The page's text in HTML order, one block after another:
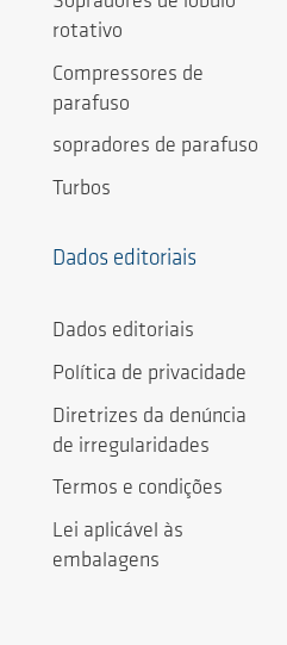
rotativo
Compressores de
parafuso
sopradores de parafuso
Turbos
Dados editoriais
Dados editoriais
Política de privacidade
Diretrizes da denúncia
de irregularidades
Termos e condições
Lei aplicável às
embalagens